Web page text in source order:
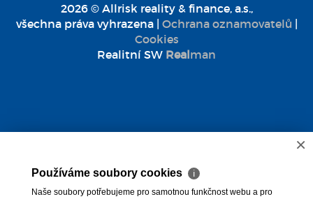
2026 © Allrisk reality & finance, a.s.,
všechna práva vyhrazena | Ochrana oznamovatelů |
Cookies
Realitní SW Realman
×
Používáme soubory cookies ℹ
Naše soubory potřebujeme pro samotnou funkčnost webu a pro